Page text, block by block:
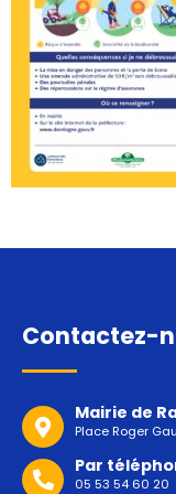
Contactez-
Mairie de
Place Roger
Par
05 53 54 60 20